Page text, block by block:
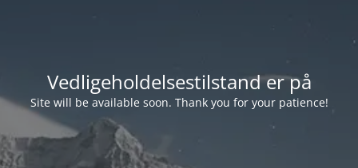
Vedligeholdelsestilstand er på
Site will be available soon. Thank you for your patience!